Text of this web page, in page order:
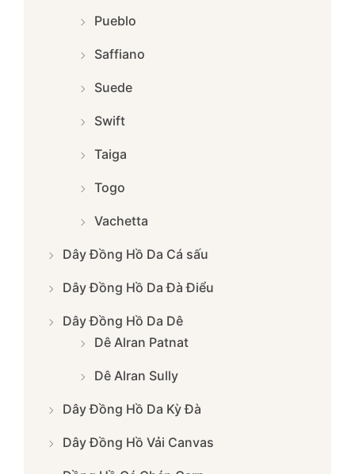
Pueblo
Saffiano
Suede
Swift
Taiga
Togo
Vachetta
Dây Đồng Hồ Da Cá sấu
Dây Đồng Hồ Da Đà Điểu
Dây Đồng Hồ Da Dê
Dê Alran Patnat
Dê Alran Sully
Dây Đồng Hồ Da Kỳ Đà
Dây Đồng Hồ Vải Canvas